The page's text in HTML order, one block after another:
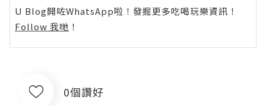
U Blog開咗WhatsApp啦！發掘更多吃喝玩樂資訊！
Follow 我哋 ！
0個讚好